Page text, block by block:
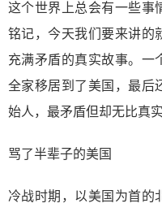
这个世界上总会有一些事
铭记，今天我们要来讲的
充满矛盾的真实故事。一
全家移居到了美国，最后
始人，最矛盾但却无比真
骂了半辈子的美国
冷战时期，以美国为首的